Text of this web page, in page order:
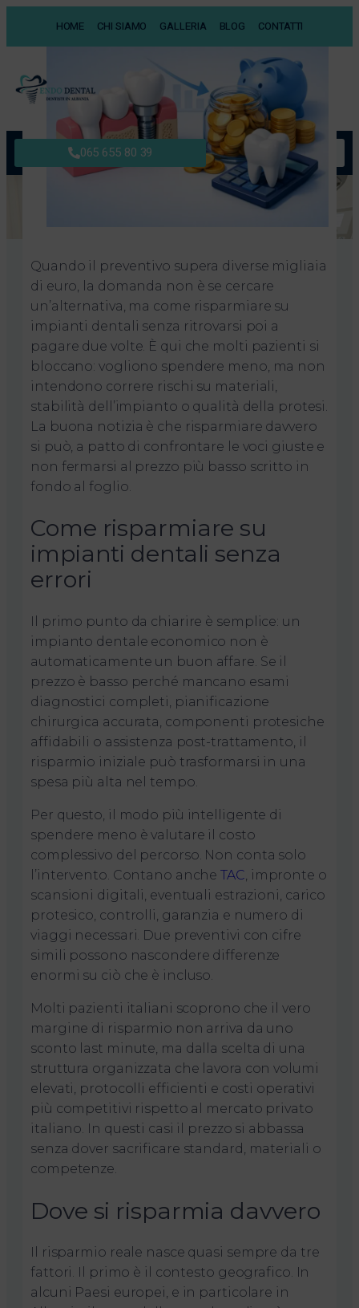
HOME CHI SIAMO GALLERIA BLOG CONTATTI
English Version
065 655 80 39
Come risparmiare su
impianti dentali davvero
Maggio 10, 2026
Quando il preventivo supera diverse migliaia
di euro, la domanda non è se cercare
un’alternativa, ma come risparmiare su
impianti dentali senza ritrovarsi poi a
pagare due volte. È qui che molti pazienti si
bloccano: vogliono spendere meno, ma non
intendono correre rischi su materiali,
stabilità dell’impianto o qualità della protesi.
La buona notizia è che risparmiare davvero
si può, a patto di confrontare le voci giuste e
non fermarsi al prezzo più basso scritto in
fondo al foglio.
Come risparmiare su
impianti dentali senza
errori
Il primo punto da chiarire è semplice: un
impianto dentale economico non è
automaticamente un buon affare. Se il
prezzo è basso perché mancano esami
diagnostici completi, pianificazione
chirurgica accurata, componenti protesiche
affidabili o assistenza post-trattamento, il
risparmio iniziale può trasformarsi in una
spesa più alta nel tempo.
Per questo, il modo più intelligente di
spendere meno è valutare il costo
complessivo del percorso. Non conta solo
l’intervento. Contano ancheTAC, impronte o
scansioni digitali, eventuali estrazioni, carico
protesico, controlli, garanzia e numero di
viaggi necessari. Due preventivi con cifre
simili possono nascondere differenze
enormi su ciò che è incluso.
Molti pazienti italiani scoprono che il vero
margine di risparmio non arriva da uno
sconto last minute, ma dalla scelta di una
struttura organizzata che lavora con volumi
elevati, protocolli efficienti e costi operativi
più competitivi rispetto al mercato privato
italiano. In questi casi il prezzo si abbassa
senza dover sacrificare standard, materiali o
competenze.
Dove si risparmia davvero
Il risparmio reale nasce quasi sempre da tre
fattori. Il primo è il contesto geografico. In
alcuni Paesi europei, e in particolare in